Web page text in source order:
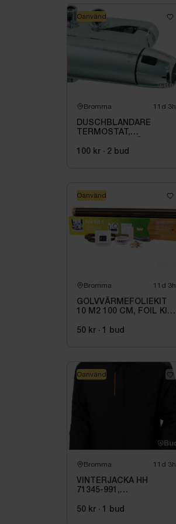
Bromma 11d 3h
DUSCHBLANDARE
TERMOSTAT,
8214-1000
100 kr · 2 bud
Oanvänd
Bromma 11d 3h
GOLVVÄRMEFOLIEKIT
10 M2 100 CM, FOIL KIT
50 kr · 1 bud
Oanvänd
Bromma 11d 3h
VINTERJACKA HH
71345-991,
STL. L
50 kr · 1 bud
Oanvänd